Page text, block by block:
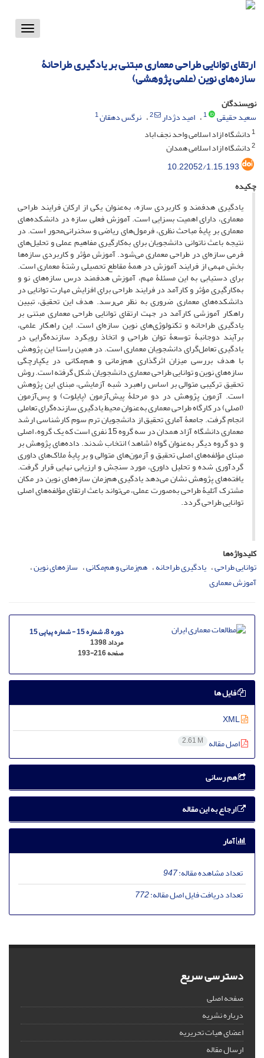
Toggle
ارتقای توانایی طراحی معماری مبتنی بر یادگیری طراحانۀ
سازه‌‌های نوین (علمی پژوهشی)
نویسندگان
سعید حقیقی
1 امید دژدار 2 نرگس دهقان1
1دانشگاه ازاد اسلامی واحد نجف اباد
2دانشگاه ازاد اسلامی همدان
10.22052/1.15.193
چکیده
یادگیری هدفمند و کاربردی سازه، به‌عنوان یکی از ارکان فرایند طراحی
معماری، دارای اهمیت بسزایی است. آموزش فعلی سازه در دانشکده‌های
معماری بر پایۀ مباحث نظری، فرمول‌های ریاضی و سخنرانی‌محور است. در
نتیجه باعث ناتوانی دانشجویان برای به‌کارگیری مفاهیم عملی و تحلیل‌های
فرمی سازه‌ای در طراحی معماری می‌شود. آموزش مؤثر و کاربردی سازه‌ها
بخش مهمی از فرایند آموزش در همۀ مقاطع تحصیلی رشتۀ معماری است.
برای دستیابی به این مسئلۀ مهم، آموزش هدفمند درس سازه‌‌های نو و
به‌کارگیری مؤثر و کارآمد در فرایند طراحی برای افزایش مهارت توانایی در
دانشکده‌های معماری ضروری به نظر می‌رسد. هدف این تحقیق، تبیین
راهکار آموزشی کارآمد در جهت ارتقای توانایی طراحی معماری مبتنی بر
یادگیری طراحانه و تکنولوژی‌‌های نوین سازه‌ای است. این راهکار علمی،
برآیند دوجانبۀ توسعۀ توان طراحی و اتخاذ رویکرد سازنده‌گرایی در
یادگیری تعامل‌گرای دانشجویان معماری است. در همین راستا این پژوهش
با هدف بررسی میزان اثرگذاری هم‌زمانی و هم‌مکانی در یکپارچگی
سازه‌‌های نوین و توانایی طراحی معماری دانشجویان شکل ‌گرفته است. روش
تحقیق ترکیبی متوالی بر اساس راهبرد شبه آزمایشی، مبنای این پژوهش
است. آزمون پژوهش در دو مرحلۀ پیش‌آزمون (پایلوت) و پس‌آزمون
(اصلی) در کارگاه طراحی معماری به‌عنوان محیط یادگیری سازنده‌گرای تعاملی
انجام گرفت. جامعۀ آماری تحقیق از دانشجویان ترم سوم کارشناسی ارشد
معماری دانشگاه آزاد همدان در سه گروه 15 نفری است که یک گروه، اصلی
و دو گروه دیگر به‌عنوان گواه (شاهد) انتخاب شدند. داده‌‌های پژوهش بر
مبنای مؤلفه‌‌های اصلی تحقیق و آزمون‌‌های متوالی و بر پایۀ ملاک‌‌های داوری
گردآوری ‌شده و تحلیل داوری، مورد سنجش و ارزیابی نهایی قرار گرفت.
یافته‌های پژوهش نشان می‌دهد یادگیری هم‌زمان سازه‌های نوین در مکان
مشترک آتلیۀ طراحی به‌صورت عملی، می‌تواند باعث ارتقای مؤلفه‌های اصلی
توانایی طراحی گردد.
کلیدواژه‌ها
توانایی طراحی یادگیری طراحانه هم‌زمانی و هم‌مکانی سازه‌های نوین
آموزش معماری
دوره 8، شماره 15 - شماره پیاپی 15
مرداد 1398
صفحه193-216
فایل ها
اصل مقاله 2.61 M
هم رسانی
ارجاع به این مقاله
آمار
تعداد مشاهده مقاله:947
تعداد دریافت فایل اصل مقاله:772
دسترسی سریع
صفحه اصلی
درباره نشریه
اعضای هیات تحریریه
ارسال مقاله